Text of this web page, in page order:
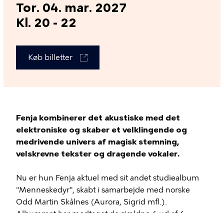
Tor. 04. mar. 2027
Kl. 20 - 22
Køb billetter
Fenja kombinerer det akustiske med det
elektroniske og skaber et velklingende og
medrivende univers af magisk stemning,
velskrevne tekster og dragende vokaler.
Nu er hun Fenja aktuel med sit andet studiealbum
"Menneskedyr", skabt i samarbejde med norske
Odd Martin Skålnes (Aurora, Sigrid mfl.).